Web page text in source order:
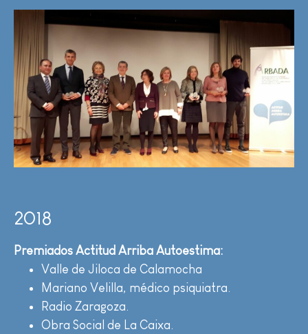
2018
Premiados Actitud Arriba Autoestima:
Valle de Jiloca de Calamocha
Mariano Velilla, médico psiquiatra.
Radio Zaragoza.
Obra Social de La Caixa.